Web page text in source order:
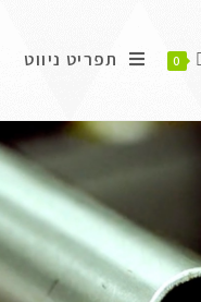
0 תפריט ניווט